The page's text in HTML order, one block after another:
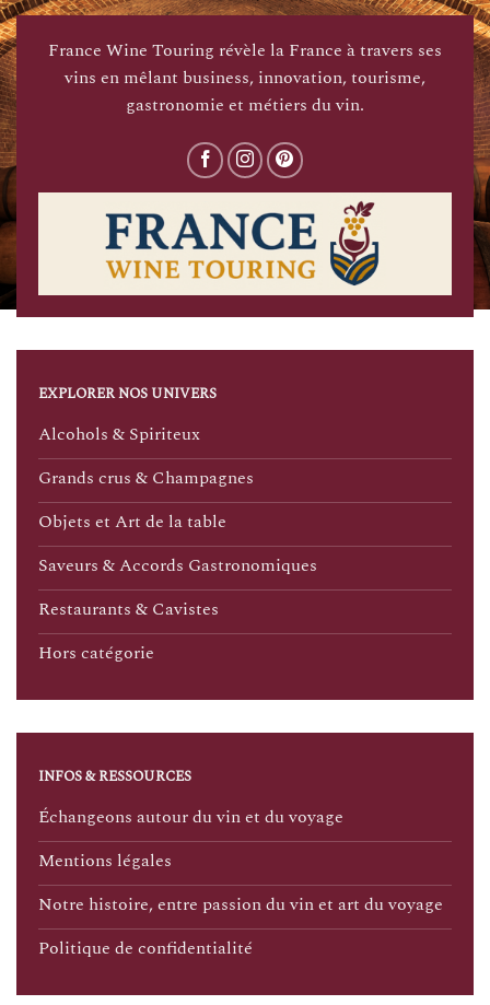
France Wine Touring révèle la France à travers ses
vins en mêlant business, innovation, tourisme,
gastronomie et métiers du vin.
EXPLORER NOS UNIVERS
Alcohols & Spiriteux
Grands crus & Champagnes
Objets et Art de la table
Saveurs & Accords Gastronomiques
Restaurants & Cavistes
Hors catégorie
INFOS & RESSOURCES
Échangeons autour du vin et du voyage
Mentions légales
Notre histoire, entre passion du vin et art du voyage
Politique de confidentialité